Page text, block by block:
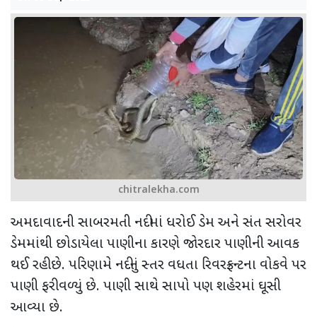
chitralekha.com
અમદાવાદની સાબરમતી નદીમાં ધરોઈ ડેમ અને સંત સરોવર
ડેમમાંથી છોડાયેલા પાણીના કારણે જોરદાર પાણીની આવક
થઈ રહી છે. પરિણામે નદીનું સ્તર વધતા રિવરફ્રન્ટના વોકવે પર
પાણી ફરી વળ્યું છે. પાણી સાથે સાપો પણ શહેરમાં ઘૂસી
આવ્યા છે.